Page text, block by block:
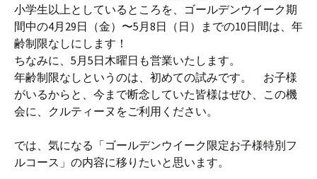
小学生以上としているところを、ゴールデンウイーク期
間中の4月29日（金）〜5月8日（日）までの10日間は、年
齢制限なしにします！
ちなみに、5月5日木曜日も営業いたします。
年齢制限なしというのは、初めての試みです。 お子様
がいるからと、今まで断念していた皆様はぜひ、この機
会に、クルティーヌをご利用ください。
では、気になる「ゴールデンウイーク限定お子様特別フ
ルコース」の内容に移りたいと思います。